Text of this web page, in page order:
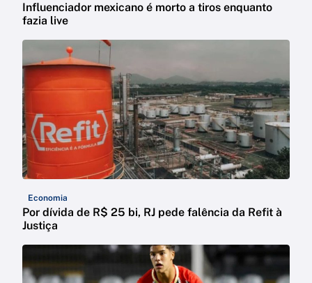
Influenciador mexicano é morto a tiros enquanto
fazia live
Economia
Por dívida de R$ 25 bi, RJ pede falência da Refit à
Justiça